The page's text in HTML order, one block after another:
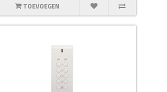
TOEVOEGEN